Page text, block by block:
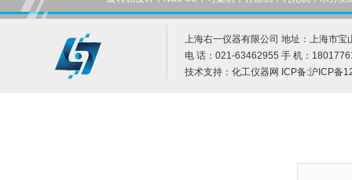
上海右一仪器有限公司 地址：上海市宝
电 话：021-63462955 手 机：
技术支持： 化工仪器网 ICP备:沪ICP备